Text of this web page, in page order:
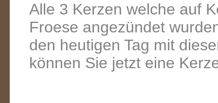
Alle 3 Kerzen welche auf
Froese angezündet
den heutigen Tag mit
können Sie jetzt eine